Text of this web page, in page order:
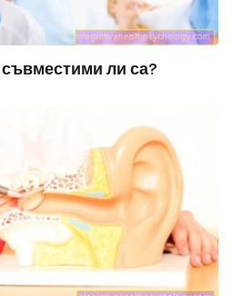
ли са?